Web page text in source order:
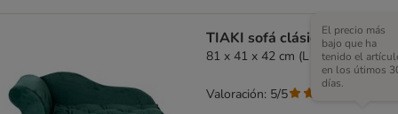
TIAKI sofá clásico
81 x 41 x 42 cm (L x An x Al)
El precio más
bajo que ha
tenido el
en los útimos
días.
Valoración: 5/5